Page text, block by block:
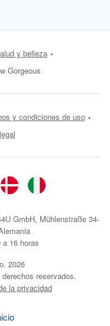
y belleza
Gorgeous
y condiciones de uso
GmbH, Mühlenstraße 34-
16 horas
2026
reservados.
la privacidad